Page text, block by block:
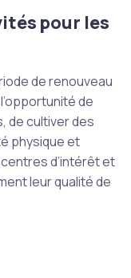
pour les
de renouveau
de
de cultiver des
physique et
d’intérêt et
leur qualité de